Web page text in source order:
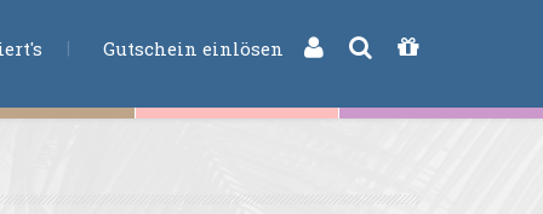
Gutschein einlösen